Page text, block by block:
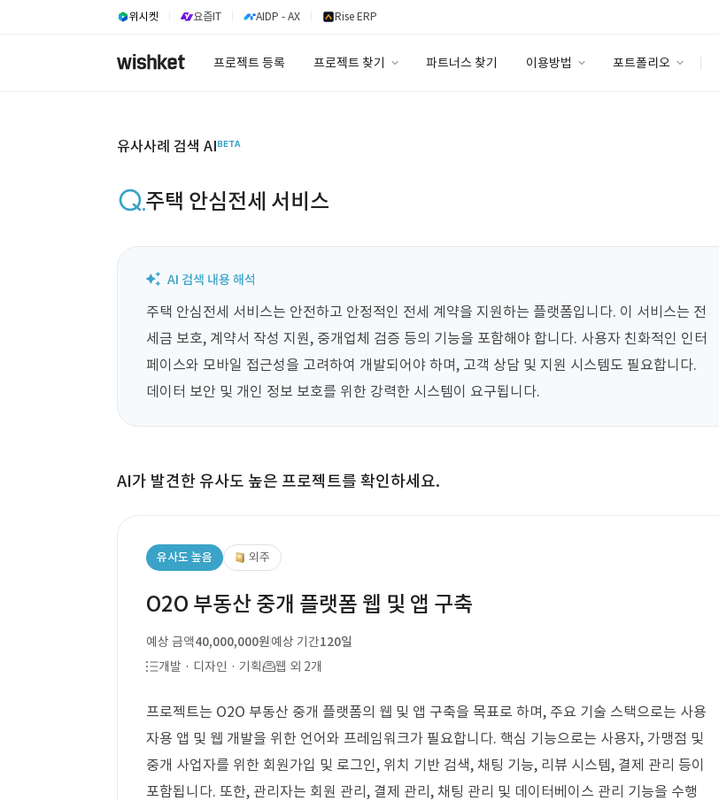
위시켓 요즘IT AIDP - AX Rise ERP
프로젝트 등록 프로젝트 찾기 파트너스 찾기 이용방법 포트폴리오
유사사례 검색 AI
주택 안심전세 서비스
주택 안심전세 서비스는 안전하고 안정적인 전세 계약을 지원하는 플랫폼입니다. 이 서비스는 전
세금 보호, 계약서 작성 지원, 중개업체 검증 등의 기능을 포함해야 합니다. 사용자 친화적인 인터
페이스와 모바일 접근성을 고려하여 개발되어야 하며, 고객 상담 및 지원 시스템도 필요합니다.
데이터 보안 및 개인 정보 보호를 위한 강력한 시스템이 요구됩니다.
AI가 발견한 유사도 높은 프로젝트를 확인하세요.
유사도 높음 외주
O2O 부동산 중개 플랫폼 웹 및 앱 구축
예상 금액40,000,000원예상 기간120일
개발 · 디자인 · 기획
웹 외 2개
프로젝트는 O2O 부동산 중개 플랫폼의 웹 및 앱 구축을 목표로 하며, 주요 기술 스택으로는 사용
자용 앱 및 웹 개발을 위한 언어와 프레임워크가 필요합니다. 핵심 기능으로는 사용자, 가맹점 및
중개 사업자를 위한 회원가입 및 로그인, 위치 기반 검색, 채팅 기능, 리뷰 시스템, 결제 관리 등이
포함됩니다. 또한, 관리자는 회원 관리, 결제 관리, 채팅 관리 및 데이터베이스 관리 기능을 수행